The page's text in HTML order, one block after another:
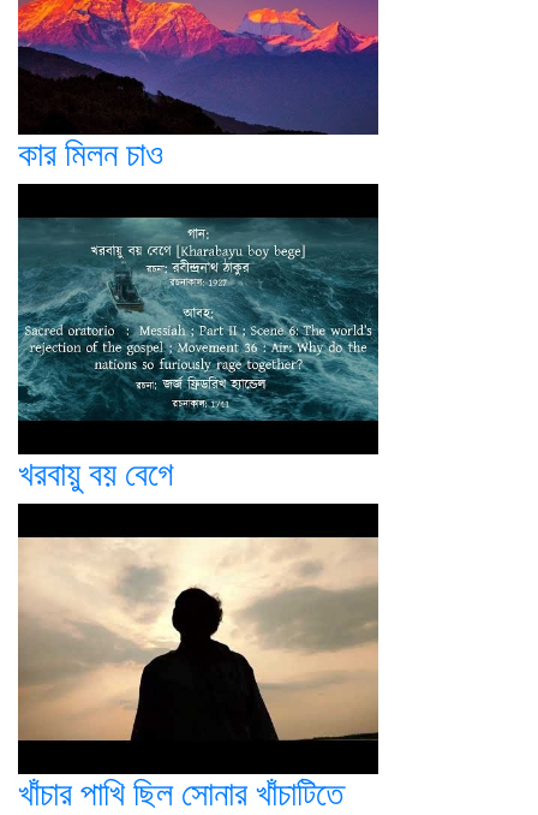
কার মিলন চাও
খরবায়ু বয় বেগে
খাঁচার পাখি ছিল সোনার খাঁচাটিতে